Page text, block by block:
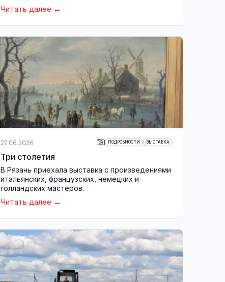
Читать далее
27.06.2026 ПОДРОБНОСТИ ВЫСТАВКА
Три столетия
В Рязань приехала выставка с произведениями
итальянских, французских, немецких и
голландских мастеров.
Читать далее